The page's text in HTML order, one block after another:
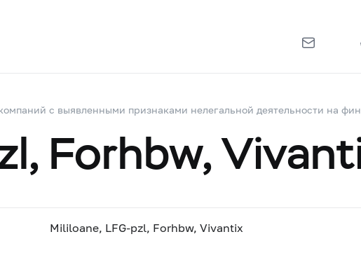
с выявленными признаками нелегальной деятельности на
Forhbw,
Mililoane, LFG-pzl, Forhbw, Vivantix